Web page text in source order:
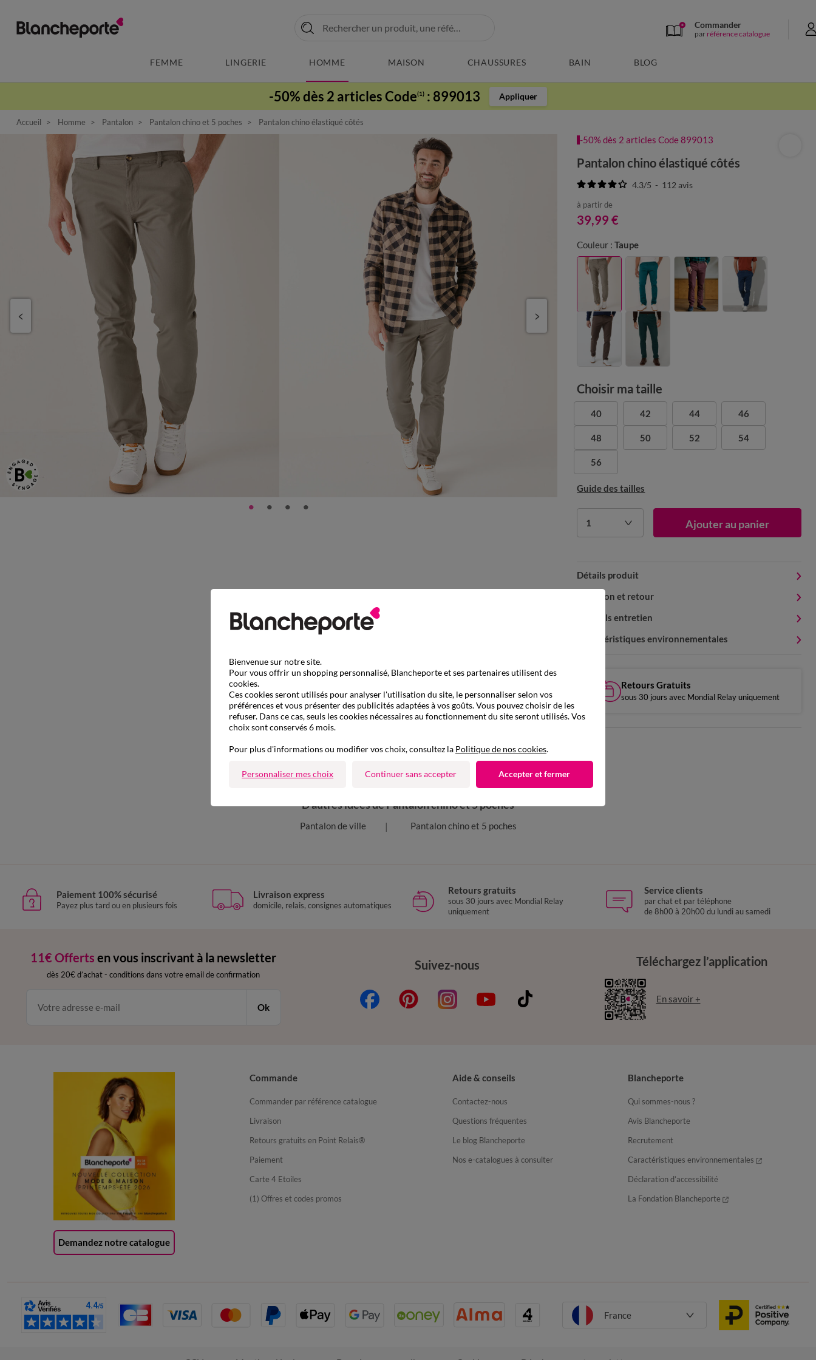
Commander
par référence catalogue
FEMME LINGERIE HOMME MAISON CHAUSSURES BAIN BLOG
-50% dès 2 articles Code(1) : 899013 Appliquer
Accueil Homme Pantalon Pantalon chino et 5 poches Pantalon chino élastiqué côtés
-50% dès 2 articles Code 899013
Pantalon chino élastiqué côtés
4.3/5 - 112avis
à partir de
39,99 €
Couleur : Taupe
Choisir ma taille
40 42 44 46
48 50 52 54
56
Guide des tailles
1 Ajouter au panier
Détails produit
Livraison et retour
Conseils entretien
Caractéristiques environnementales
Retours Gratuits
sous 30 jours avec Mondial Relay uniquement
D'autres idées de Pantalon chino et 5 poches
Pantalon de ville Pantalon chino et 5 poches
Paiement 100% sécurisé
Payez plus tard ou en plusieurs fois
Livraison express
domicile, relais, consignes automatiques
Retours gratuits
sous 30 jours avec Mondial Relay
uniquement
Service clients
par chat et par téléphone
de 8h00 à 20h00 du lundi au samedi
11€ Offerts en vous inscrivant à la newsletter
dès 20€ d’achat - conditions dans votre email de confirmation
Ok
Suivez-nous Téléchargez l’application
En savoir +
Demandez notre catalogue
Commande
Commander par référence catalogue
Livraison
Retours gratuits en Point Relais®
Paiement
Carte 4 Etoiles
(1) Offres et codes promos
Aide & conseils
Contactez-nous
Questions fréquentes
Le blog Blancheporte
Nos e-catalogues à consulter
Blancheporte
Qui sommes-nous ?
Avis Blancheporte
Recrutement
Caractéristiques environnementales
Déclaration d’accessibilité
La Fondation Blancheporte
France
Bienvenue sur notre site.
Pour vous offrir un shopping personnalisé, Blancheporte et ses partenaires utilisent des
cookies.
Ces cookies seront utilisés pour analyser l'utilisation du site, le personnaliser selon vos
préférences et vous présenter des publicités adaptées à vos goûts. Vous pouvez choisir de les
refuser. Dans ce cas, seuls les cookies nécessaires au fonctionnement du site seront utilisés. Vos
choix sont conservés 6 mois.
Pour plus d'informations ou modifier vos choix, consultez la Politique de nos cookies.
Personnaliser mes choix Continuer sans accepter Accepter et fermer